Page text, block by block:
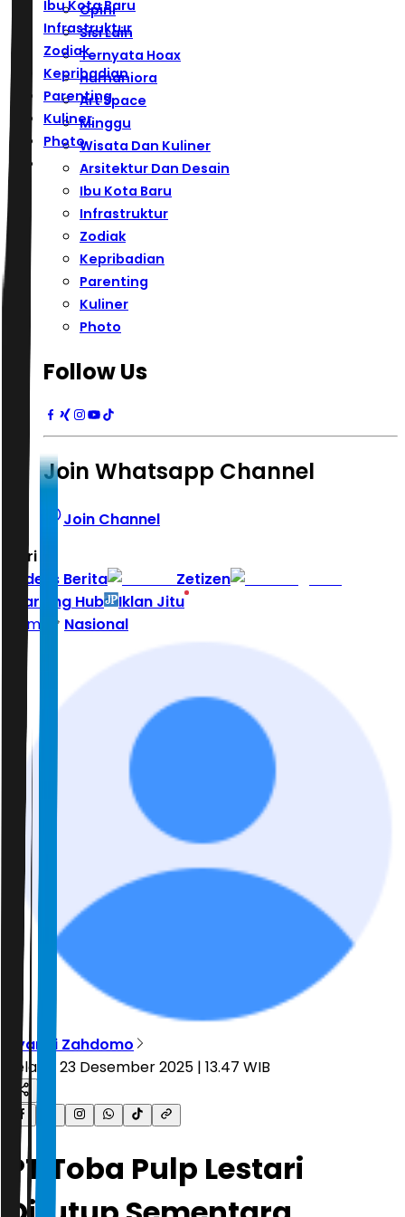
Ibu Kota Baru
Infrastruktur
Zodiak
Kepribadian
Parenting
Kuliner
Photo
Opini
Sisi Lain
Ternyata Hoax
Humaniora
Art Space
Minggu
Wisata Dan Kuliner
Arsitektur Dan Desain
Ibu Kota Baru
Infrastruktur
Zodiak
Kepribadian
Parenting
Kuliner
Photo
Follow Us
Join Whatsapp Channel
Join Channel
Hari ini
Indeks Berita
Zetizen
Learning Hub
Iklan Jitu
Home
Nasional
Ryandi Zahdomo
Selasa, 23 Desember 2025 | 13.47 WIB
PT Toba Pulp Lestari